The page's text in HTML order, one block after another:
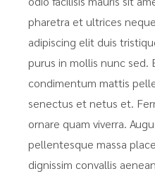
pharetra et ultrices
adipiscing elit duis
purus in mollis nunc sed.
condimentum mattis
senectus et netus et.
ornare quam viverra.
pellentesque massa
dignissim convallis